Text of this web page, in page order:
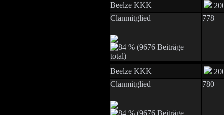
Beelze KKK
Clanmitglied
778
Beelze KKK
Clanmitglied
780